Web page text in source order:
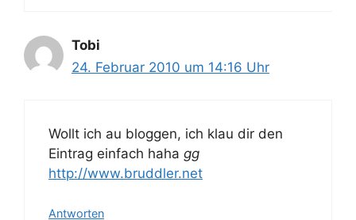
Tobi
24. Februar 2010 um 14:16 Uhr
Wollt ich au bloggen, ich klau dir den
Eintrag einfach haha gg
http://www.bruddler.net
Antworten